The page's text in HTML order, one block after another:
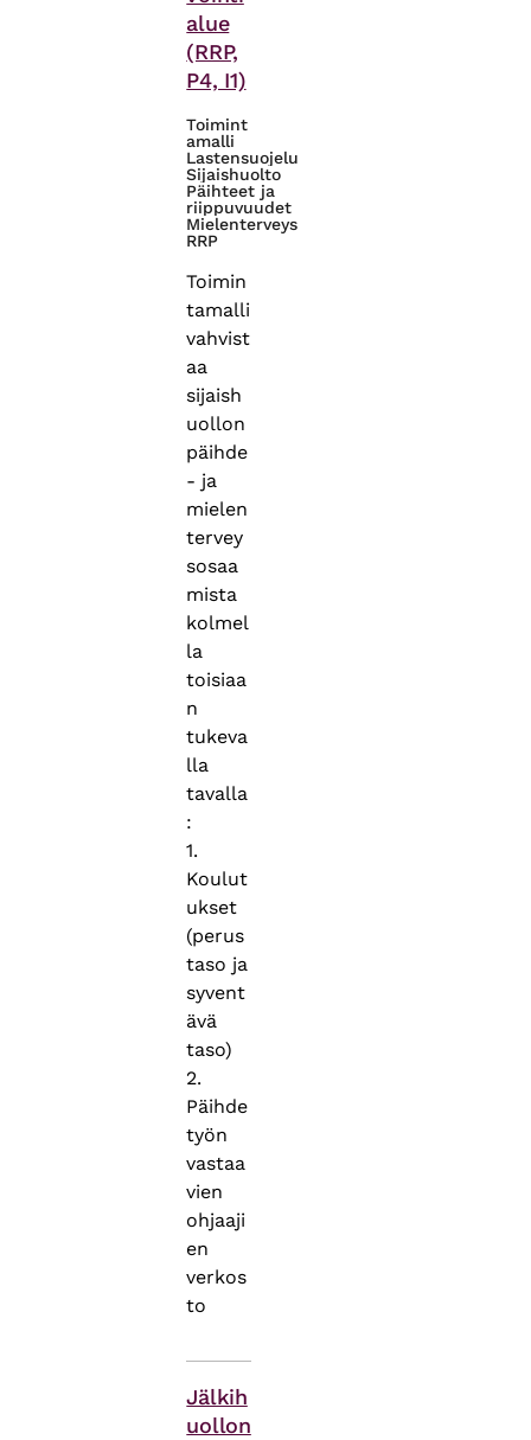
alue
(RRP,
P4, I1)
Toimint
amalli
Lastensuojelu
Sijaishuolto
Päihteet ja
riippuvuudet
Mielenterveys
RRP
Toimin
tamalli
vahvist
aa
sijaish
uollon
päihde
- ja
mielen
tervey
sosaa
mista
kolmel
la
toisiaa
n
tukeva
lla
tavalla
:
1.
Koulut
ukset
(perus
taso ja
syvent
ävä
taso)
2.
Päihde
työn
vastaa
vien
ohjaaji
en
verkos
to
Jälkih
uollon